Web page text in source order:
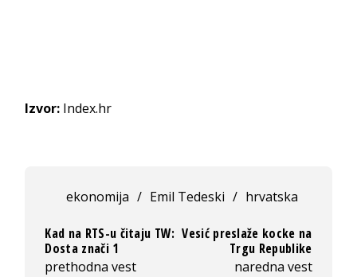
Izvor: Index.hr
ekonomija / Emil Tedeski / hrvatska
Kad na RTS-u čitaju TW:
Dosta znači 1
prethodna vest
Vesić preslaže kocke na
Trgu Republike
naredna vest